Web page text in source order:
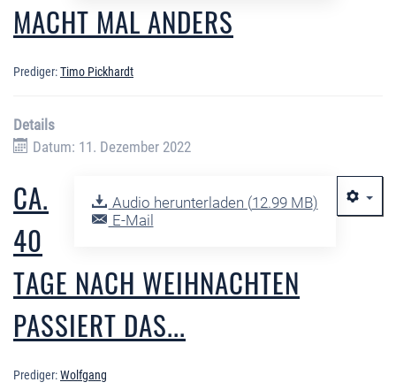
MACHT MAL ANDERS
Prediger:Timo Pickhardt
Details
Datum: 11. Dezember 2022
Audio herunterladen (12.99 MB)
E-Mail
CA.
40
TAGE NACH WEIHNACHTEN
PASSIERT DAS...
Prediger:Wolfgang